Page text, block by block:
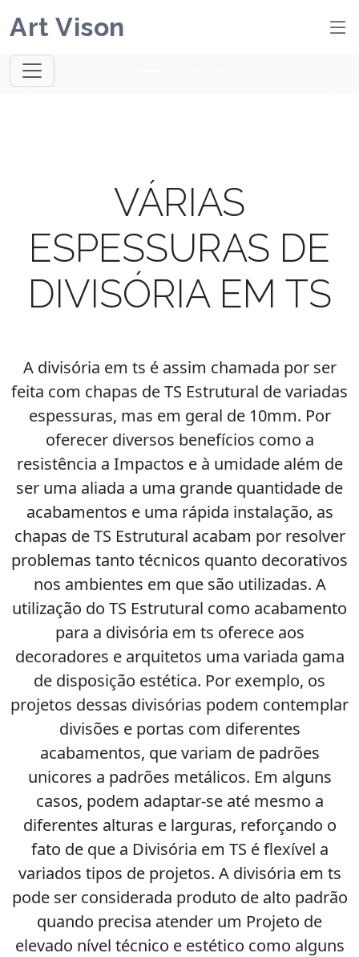
Art Vison
VÁRIAS
ESPESSURAS DE
DIVISÓRIA EM TS
A divisória em ts é assim chamada por ser
feita com chapas de TS Estrutural de variadas
espessuras, mas em geral de 10mm. Por
oferecer diversos benefícios como a
resistência a Impactos e à umidade além de
ser uma aliada a uma grande quantidade de
acabamentos e uma rápida instalação, as
chapas de TS Estrutural acabam por resolver
problemas tanto técnicos quanto decorativos
nos ambientes em que são utilizadas. A
utilização do TS Estrutural como acabamento
para a divisória em ts oferece aos
decoradores e arquitetos uma variada gama
de disposição estética. Por exemplo, os
projetos dessas divisórias podem contemplar
divisões e portas com diferentes
acabamentos, que variam de padrões
unicores a padrões metálicos. Em alguns
casos, podem adaptar-se até mesmo a
diferentes alturas e larguras, reforçando o
fato de que a Divisória em TS é flexível a
variados tipos de projetos. A divisória em ts
pode ser considerada produto de alto padrão
quando precisa atender um Projeto de
elevado nível técnico e estético como alguns